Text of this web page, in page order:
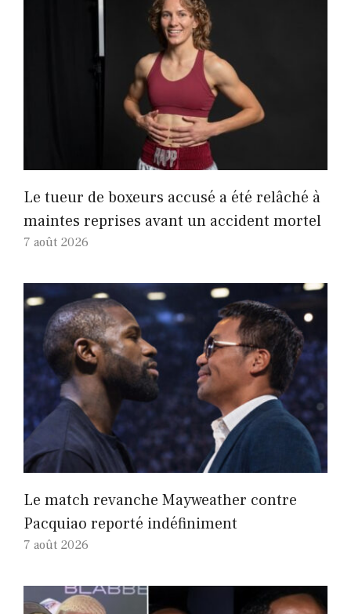
Le tueur de boxeurs accusé a été relâché à
maintes reprises avant un accident mortel
7 août 2026
Le match revanche Mayweather contre
Pacquiao reporté indéfiniment
7 août 2026